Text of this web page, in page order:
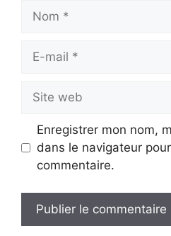
Nom
Site
web
Enregistrer mon nom,
dans le navigateur
commentaire.